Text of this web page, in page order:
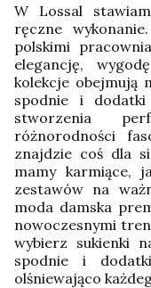
W Lossal
ręczne
polskimi
elegancję,
kolekcje obejmują
spodnie i
stworzenia
różnorodności
znajdzie coś dla
mamy karmiące,
zestawów na
moda damska
nowoczesnymi
wybierz sukienki
spodnie i
olśniewająco